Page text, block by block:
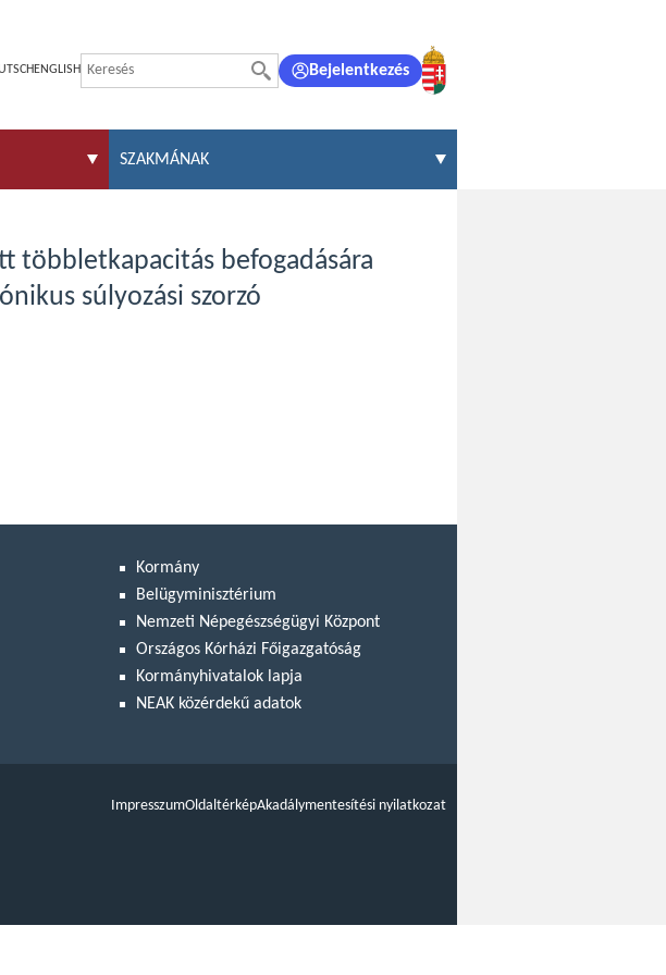
ENGLISH Bejelentkezés
SZAKMÁNAK
többletkapacitás befogadására
súlyozási szorzó
Kormány
Belügyminisztérium
Nemzeti Népegészségügyi Központ
Országos Kórházi Főigazgatóság
Kormányhivatalok lapja
NEAK közérdekű adatok
ImpresszumOldaltérképAkadálymentesítési nyilatkozat